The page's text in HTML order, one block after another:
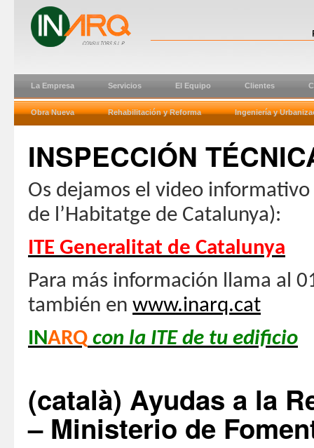
La Empresa Servicios El Equipo Clientes
Obra Nueva Rehabilitación y Reforma Ingeniería y
INSPECCIÓN
Os dejamos el video
de l’Habitatge de Catalunya):
ITE Generalitat de Catalunya
Para más información llama al
también en www.inarq.cat
INARQ con la ITE de tu edificio
(català) Ayudas a la
– Ministerio de